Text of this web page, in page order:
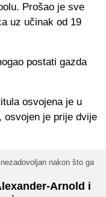
Prošao je sve
uz učinak od 19
postati gazda
osvojena je u
osvojen je prije dvije
nakon što ga
Arnold i